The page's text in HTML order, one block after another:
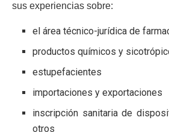
sus experiencias sobre:
el área técnico-jurídica de
productos químicos y
estupefacientes
importaciones y exportaciones
inscripción sanitaria de
otros